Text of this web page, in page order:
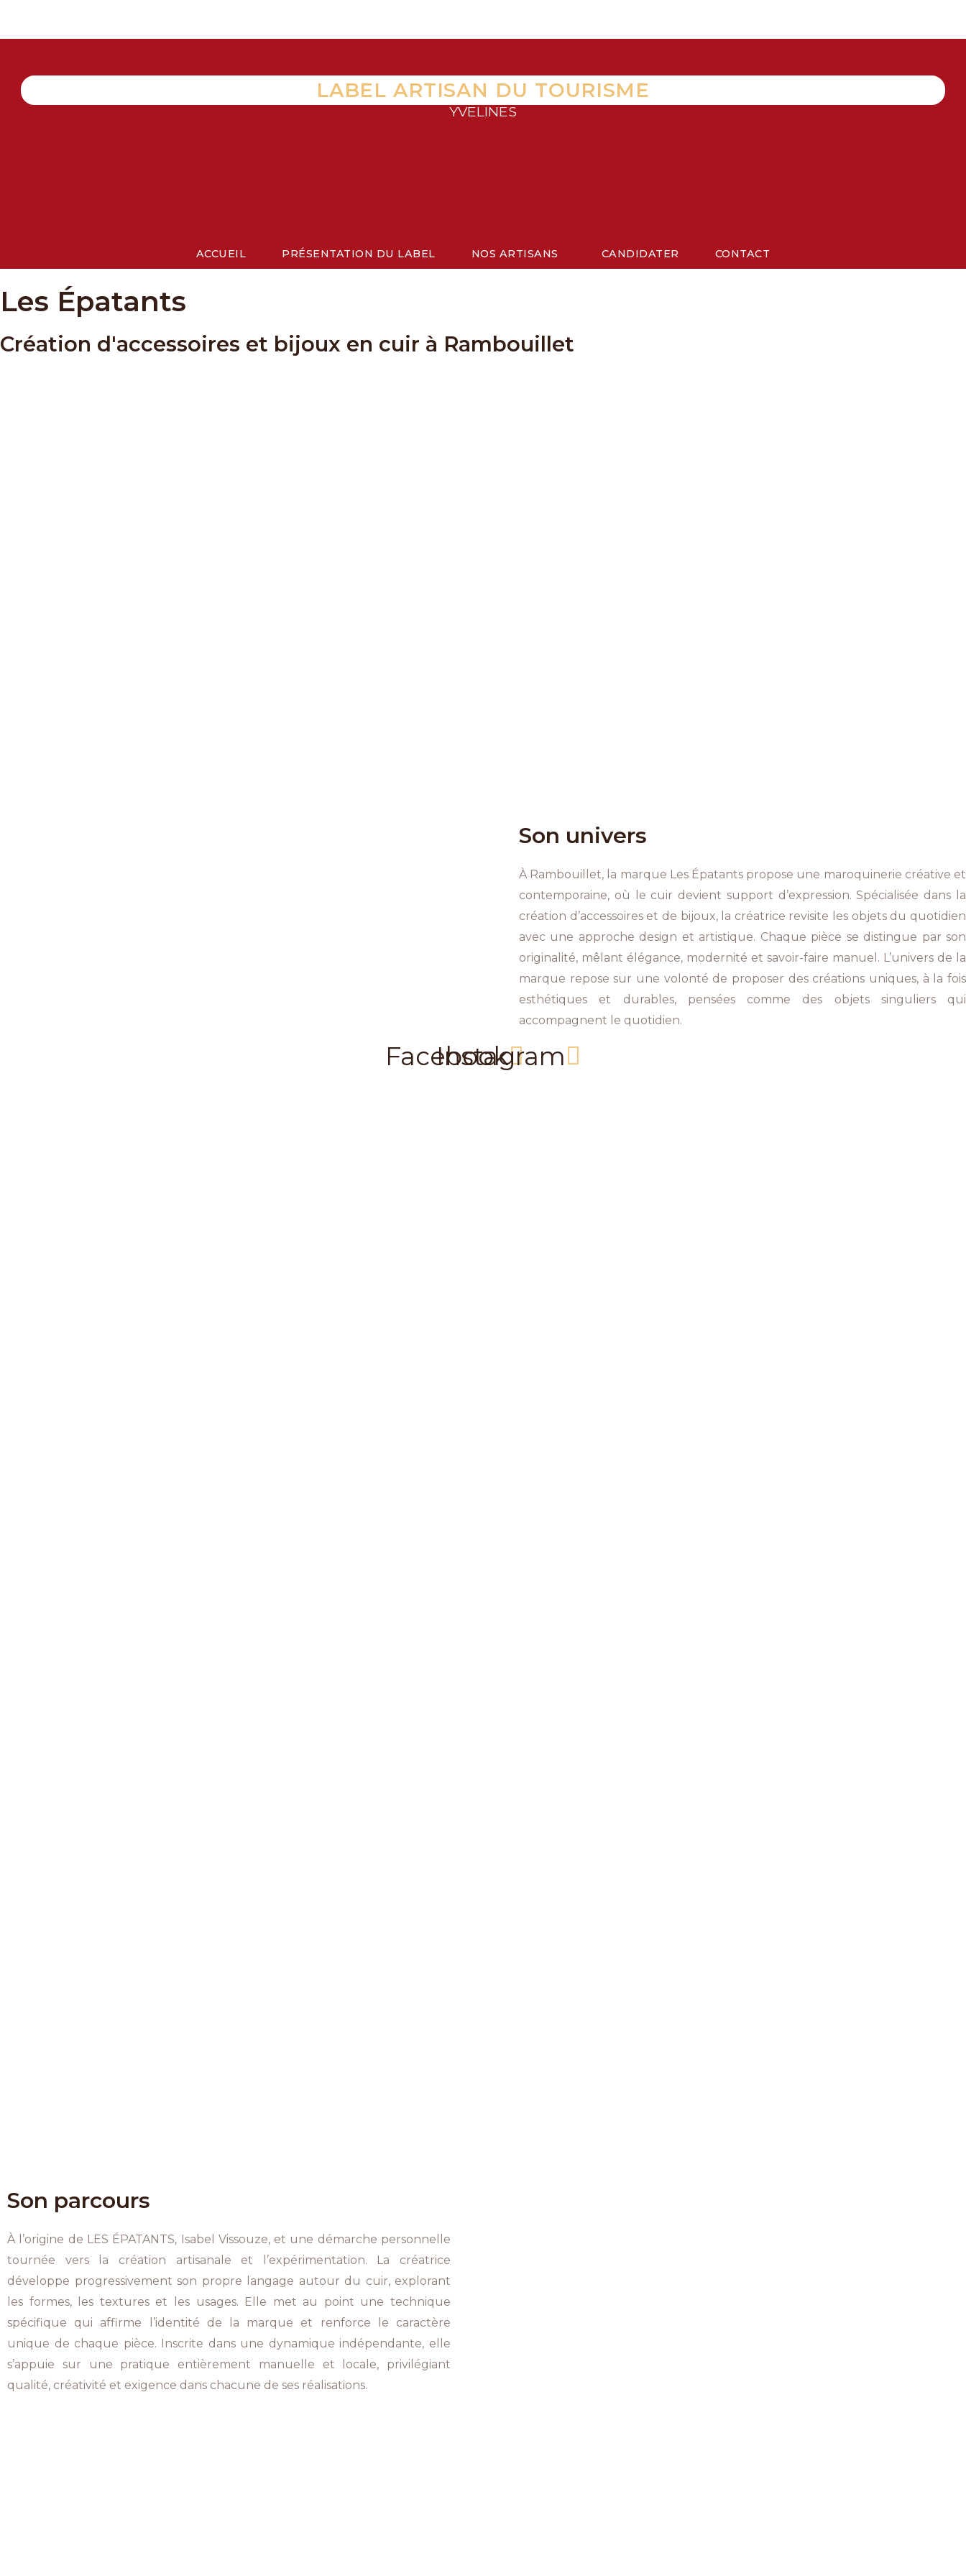
LABEL ARTISAN DU TOURISME
YVELINES
ACCUEIL PRÉSENTATION DU LABEL NOS ARTISANS CANDIDATER CONTACT
Les Épatants
Création d'accessoires et bijoux en cuir à Rambouillet
Son univers
À Rambouillet, la marque Les Épatants propose une maroquinerie créative et
contemporaine, où le cuir devient support d’expression. Spécialisée dans la
création d’accessoires et de bijoux, la créatrice revisite les objets du quotidien
avec une approche design et artistique. Chaque pièce se distingue par son
originalité, mêlant élégance, modernité et savoir-faire manuel. L’univers de la
marque repose sur une volonté de proposer des créations uniques, à la fois
esthétiques et durables, pensées comme des objets singuliers qui
accompagnent le quotidien.
Facebook
Instagram
Son parcours
À l’origine de LES ÉPATANTS, Isabel Vissouze, et une démarche personnelle
tournée vers la création artisanale et l’expérimentation. La créatrice
développe progressivement son propre langage autour du cuir, explorant
les formes, les textures et les usages. Elle met au point une technique
spécifique qui affirme l’identité de la marque et renforce le caractère
unique de chaque pièce. Inscrite dans une dynamique indépendante, elle
s’appuie sur une pratique entièrement manuelle et locale, privilégiant
qualité, créativité et exigence dans chacune de ses réalisations.